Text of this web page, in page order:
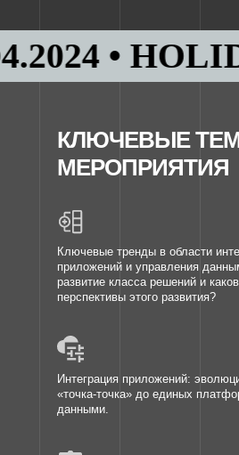
•
КЛЮЧЕВЫЕ
МЕРОПРИЯТИЯ
Ключевые тренды в области
приложений и управления
развитие класса решений и
перспективы этого развития?
Интеграция приложений:
«точка-точка» до единых
данными.